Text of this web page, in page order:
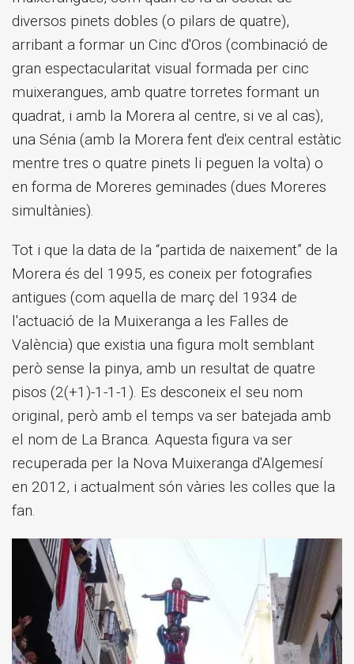
diversos pinets dobles (o pilars de quatre),
arribant a formar un Cinc d'Oros (combinació de
gran espectacularitat visual formada per cinc
muixerangues, amb quatre torretes formant un
quadrat, i amb la Morera al centre, si ve al cas),
una Sénia (amb la Morera fent d'eix central estàtic
mentre tres o quatre pinets li peguen la volta) o
en forma de Moreres geminades (dues Moreres
simultànies).
Tot i que la data de la “partida de naixement” de la
Morera és del 1995, es coneix per fotografies
antigues (com aquella de març del 1934 de
l'actuació de la Muixeranga a les Falles de
València) que existia una figura molt semblant
però sense la pinya, amb un resultat de quatre
pisos (2(+1)-1-1-1). Es desconeix el seu nom
original, però amb el temps va ser batejada amb
el nom de La Branca. Aquesta figura va ser
recuperada per la Nova Muixeranga d'Algemesí
en 2012, i actualment són vàries les colles que la
fan.